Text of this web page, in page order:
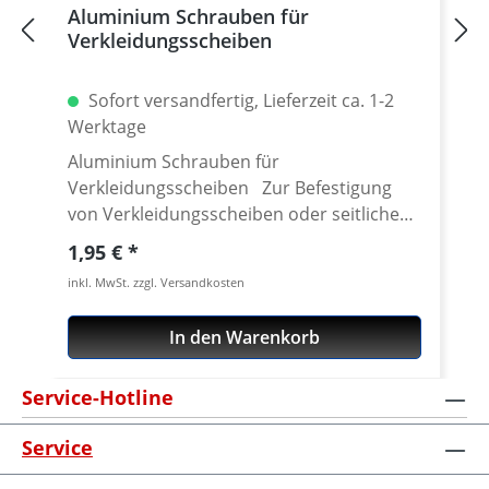
Aluminium Schrauben für
Verkleidungsscheiben
Sofort versandfertig, Lieferzeit ca. 1-2
Werktage
Aluminium Schrauben für
Verkleidungsscheiben Zur Befestigung
von Verkleidungsscheiben oder seitlichen
Windabweisern. Gefertigt aus
Luftfahrtaluminium. 60% leichter als Stahl.
Hochwertig lichtecht eloxiert Details:
Ersatz für original Stahl- oder Kunststoff
Schrauben Kopfdurchmesser: 12 mm
Preis pro Stück
Regulärer Preis:
1,95 €
inkl. MwSt. zzgl. Versandkosten
In den Warenkorb
Service-Hotline
Service